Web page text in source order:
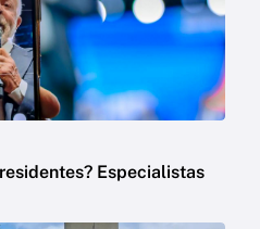
Especialistas